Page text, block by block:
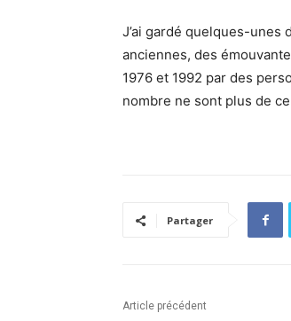
J’ai gardé quelques-unes
anciennes, des
1976 et 1992 par des
nombre ne sont plus de
Partager
Article précédent